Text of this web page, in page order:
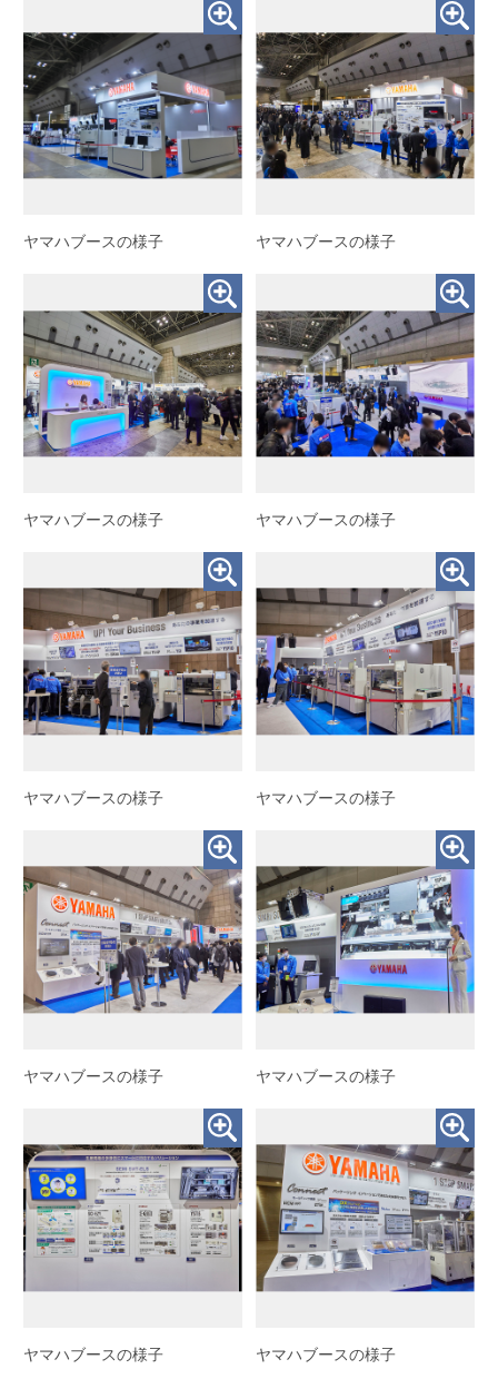
ヤマハブースの様子 ヤマハブースの様子
ヤマハブースの様子 ヤマハブースの様子
ヤマハブースの様子 ヤマハブースの様子
ヤマハブースの様子 ヤマハブースの様子
ヤマハブースの様子 ヤマハブースの様子